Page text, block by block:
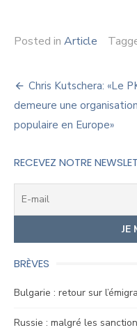
Posted in Article
Navigation
de
l’article
Chris Kutschera: «Le
demeure une organisation
populaire en Europe»
RECEVEZ NOTRE
BRÈVES
Bulgarie : retour sur
Russie : malgré les